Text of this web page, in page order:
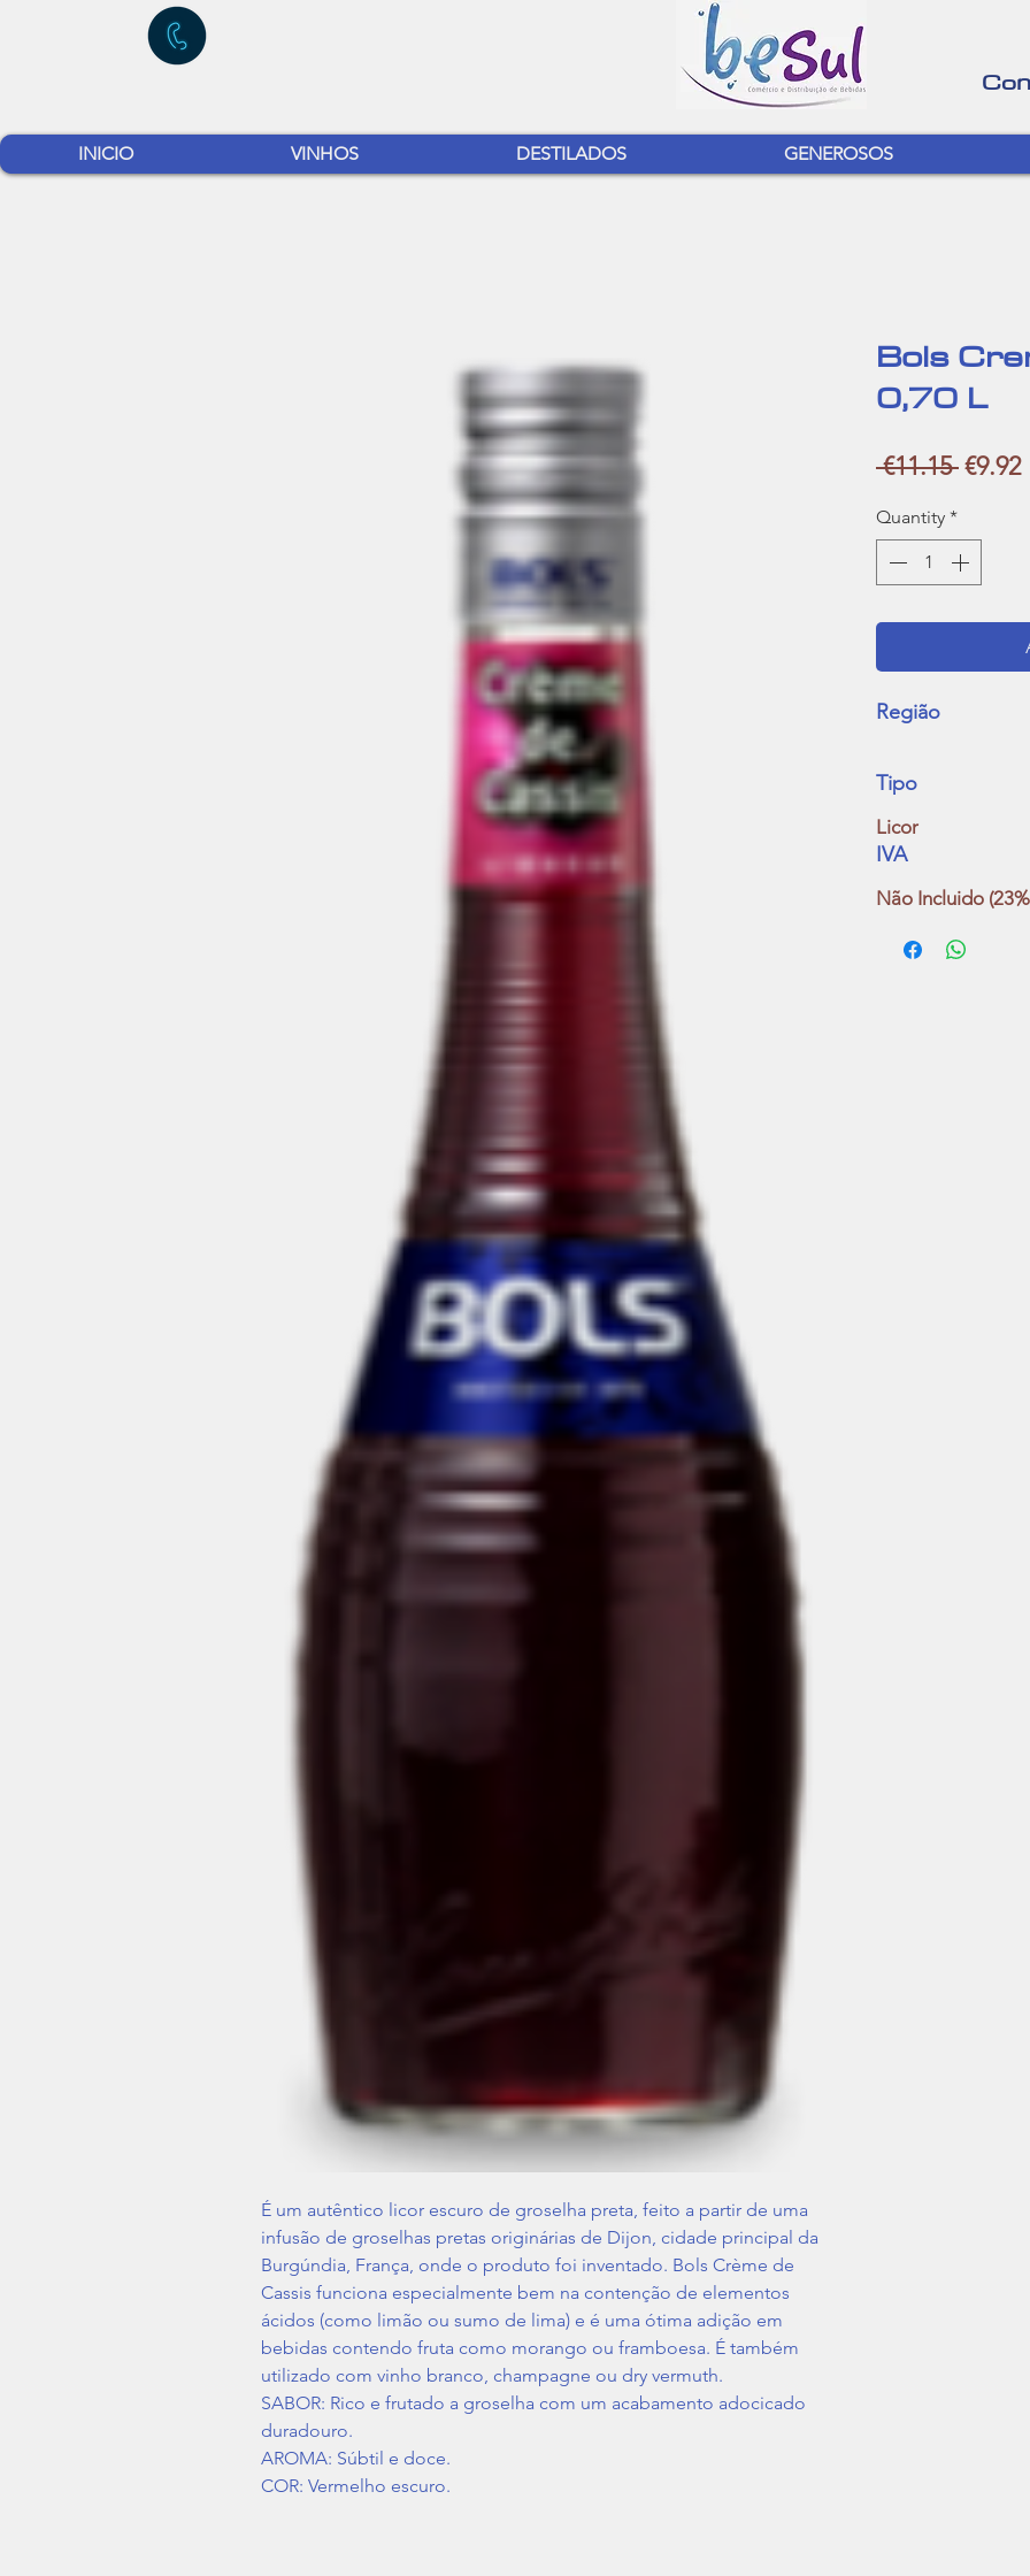
INICIO VINHOS DESTILADOS GENEROSOS
É um autêntico licor escuro de groselha preta, feito a partir de uma
infusão de groselhas pretas originárias de Dijon, cidade principal da
Burgúndia, França, onde o produto foi inventado. Bols Crème de
Cassis funciona especialmente bem na contenção de elementos
ácidos (como limão ou sumo de lima) e é uma ótima adição em
bebidas contendo fruta como morango ou framboesa. É também
utilizado com vinho branco, champagne ou dry vermuth.
SABOR: Rico e frutado a groselha com um acabamento adocicado
duradouro.
AROMA: Súbtil e doce.
COR: Vermelho escuro.
Bols
0,70 L
€11.15 Regular
€9.92
Quantity *
Região
Tipo
Licor
IVA
Não Incluido